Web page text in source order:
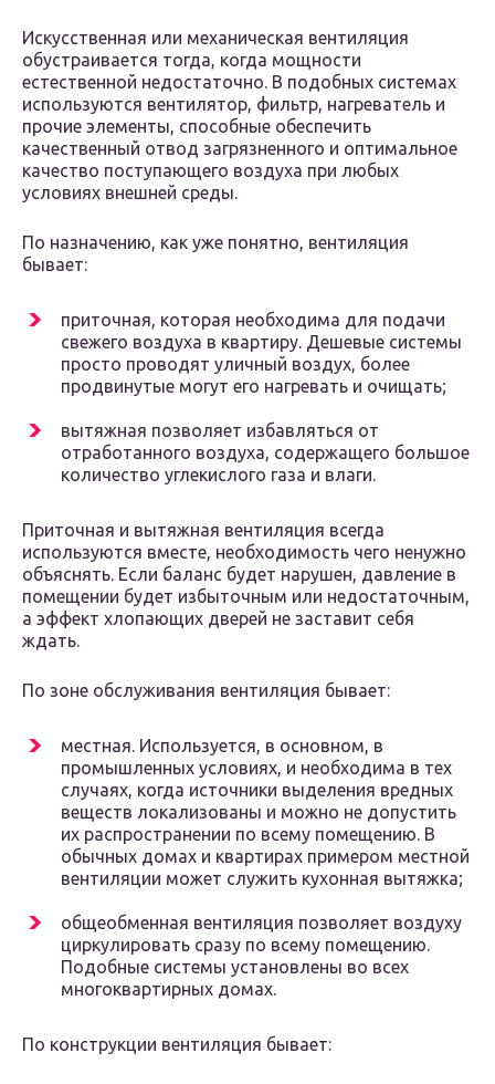
Искусственная или механическая вентиляция
обустраивается тогда, когда мощности
естественной недостаточно. В подобных системах
используются вентилятор, фильтр, нагреватель и
прочие элементы, способные обеспечить
качественный отвод загрязненного и оптимальное
качество поступающего воздуха при любых
условиях внешней среды.
По назначению, как уже понятно, вентиляция
бывает:
приточная, которая необходима для подачи
свежего воздуха в квартиру. Дешевые системы
просто проводят уличный воздух, более
продвинутые могут его нагревать и очищать;
вытяжная позволяет избавляться от
отработанного воздуха, содержащего большое
количество углекислого газа и влаги.
Приточная и вытяжная вентиляция всегда
используются вместе, необходимость чего ненужно
объяснять. Если баланс будет нарушен, давление в
помещении будет избыточным или недостаточным,
а эффект хлопающих дверей не заставит себя
ждать.
По зоне обслуживания вентиляция бывает:
местная. Используется, в основном, в
промышленных условиях, и необходима в тех
случаях, когда источники выделения вредных
веществ локализованы и можно не допустить
их распространении по всему помещению. В
обычных домах и квартирах примером местной
вентиляции может служить кухонная вытяжка;
общеобменная вентиляция позволяет воздуху
циркулировать сразу по всему помещению.
Подобные системы установлены во всех
многоквартирных домах.
По конструкции вентиляция бывает: